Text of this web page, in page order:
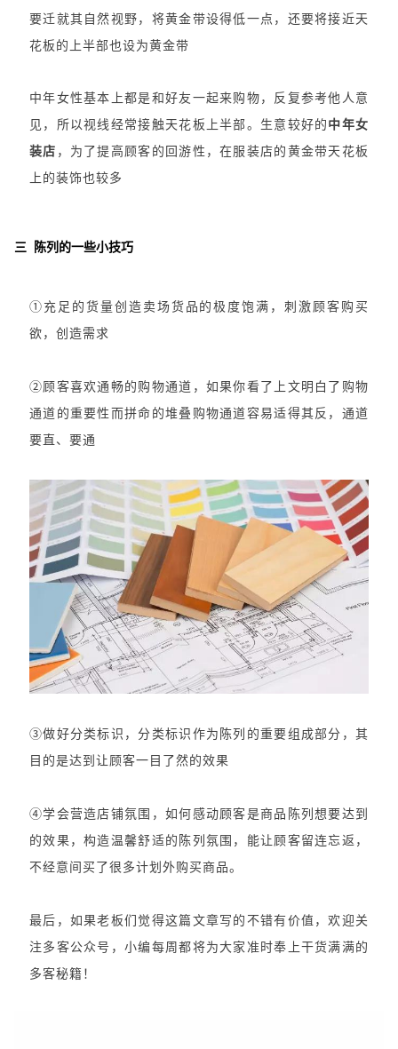
要迁就其自然视野，将黄金带设得低一点，还要将接近天
花板的上半部也设为黄金带
中年女性基本上都是和好友一起来购物，反复参考他人意
见，所以视线经常接触天花板上半部。生意较好的 中年女
装店 ，为了提高顾客的回游性，在服装店的黄金带天花板
上的装饰也较多
三 陈列的一些小技巧
①充足的货量创造卖场货品的极度饱满，刺激顾客购买
欲，创造需求
②顾客喜欢通畅的购物通道，如果你看了上文明白了购物
通道的重要性而拼命的堆叠购物通道容易适得其反，通道
要直、要通
③做好分类标识，分类标识作为陈列的重要组成部分，其
目的是达到让顾客一目了然的效果
④学会营造店铺氛围，如何感动顾客是商品陈列想要达到
的效果，构造温馨舒适的陈列氛围，能让顾客留连忘返，
不经意间买了很多计划外购买商品。
最后，如果老板们觉得这篇文章写的不错有价值，欢迎关
注多客公众号，小编每周都将为大家准时奉上干货满满的
多客秘籍！